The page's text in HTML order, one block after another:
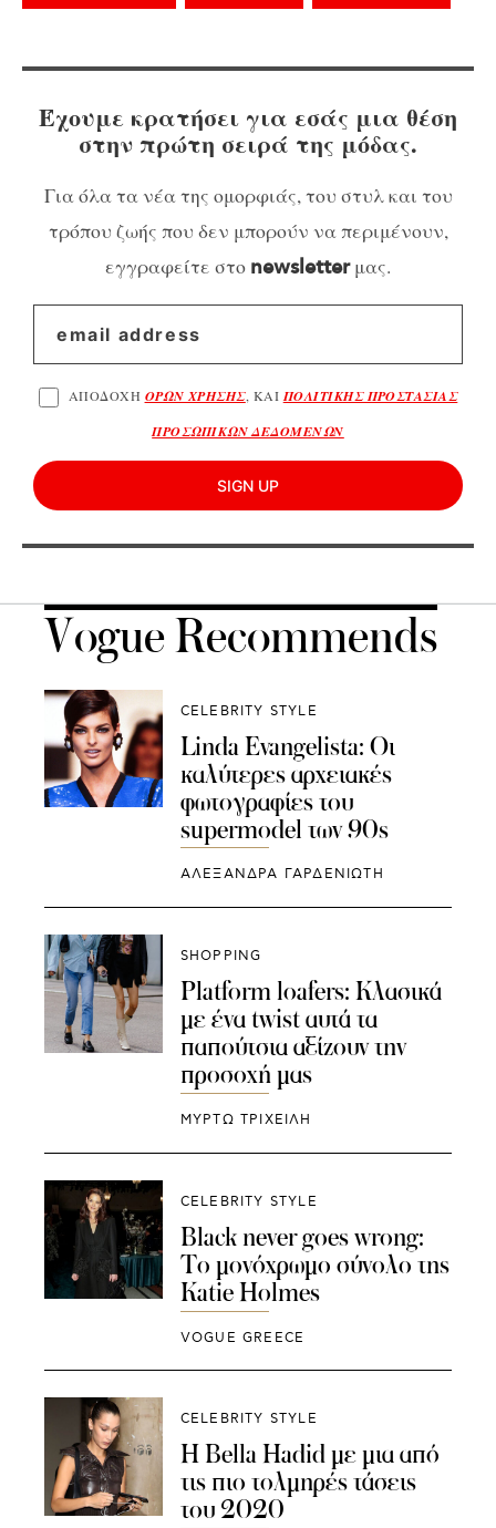
Έχουμε κρατήσει για εσάς μια θέση
στην πρώτη σειρά της μόδας.
Για όλα τα νέα της ομορφιάς, του στυλ και του
τρόπου ζωής που δεν μπορούν να περιμένουν,
εγγραφείτε στο newsletterμας.
ΑΠΟΔΟΧΗ ΟΡΩΝ ΧΡΗΣΗΣ, ΚΑΙ ΠΟΛΙΤΙΚΗΣ ΠΡΟΣΤΑΣΙΑΣ
ΠΡΟΣΩΠΙΚΩΝ ΔΕΔΟΜΕΝΩΝ
SIGN UP
Vogue Recommends
CELEBRITY STYLE
Linda Evangelista: Οι
καλύτερες αρχειακές
φωτογραφίες του
supermodel των 90s
ΑΛΕΞΑΝΔΡΑ ΓΑΡΔΕΝΙΩΤΗ
SHOPPING
Platform loafers: Κλασικά
με ένα twist αυτά τα
παπούτσια αξίζουν την
προσοχή μας
ΜΥΡΤΩ ΤΡΙΧΕΙΛΗ
CELEBRITY STYLE
Black never goes wrong:
Το μονόχρωμο σύνολο της
Katie Holmes
VOGUE GREECE
CELEBRITY STYLE
Η Bella Hadid με μια από
τις πιο τολμηρές τάσεις
του 2020